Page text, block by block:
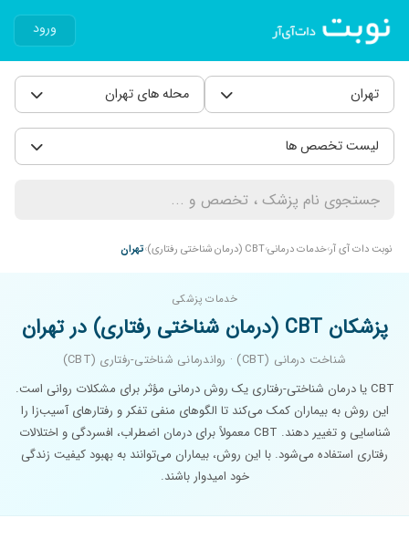
ورود
تهران محله های تهران
لیست تخصص ها
نوبت دات آی آر خدمات درمانیCBT (درمان شناختی رفتاری) تهران
خدمات پزشکی
پزشکان CBT (درمان شناختی رفتاری) در تهران
شناخت درمانی (CBT) · رواندرمانی شناختی-رفتاری (CBT)
CBT یا درمان شناختی-رفتاری یک روش درمانی مؤثر برای مشکلات روانی است.
این روش به بیماران کمک می‌کند تا الگوهای منفی تفکر و رفتارهای آسیب‌زا را
شناسایی و تغییر دهند. CBT معمولاً برای درمان اضطراب، افسردگی و اختلالات
رفتاری استفاده می‌شود. با این روش، بیماران می‌توانند به بهبود کیفیت زندگی
خود امیدوار باشند.